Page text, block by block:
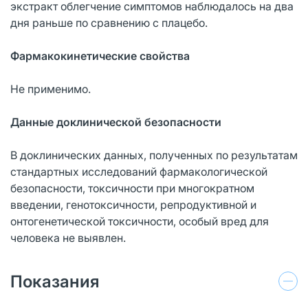
экстракт облегчение симптомов наблюдалось на два
дня раньше по сравнению с плацебо.
Фармакокинетические свойства
Не применимо.
Данные доклинической безопасности
В доклинических данных, полученных по результатам
стандартных исследований фармакологической
безопасности, токсичности при многократном
введении, генотоксичности, репродуктивной и
онтогенетической токсичности, особый вред для
человека не выявлен.
Показания